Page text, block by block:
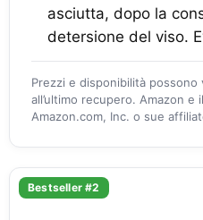
asciutta, dopo la
detersione del viso.
Prezzi e disponibilità possono
all’ultimo recupero. Amazon
Amazon.com, Inc. o sue
Bestseller #2